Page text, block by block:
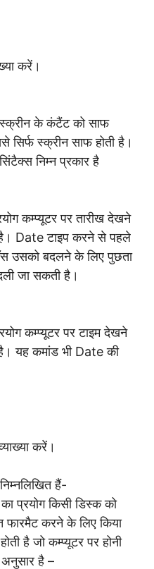
करें।
के कंटैंट को साफ
सिर्फ स्क्रीन साफ होती है।
निम्न प्रकार है
कम्प्यूटर पर तारीख देखने
Date टाइप करने से पहले
उसको बदलने के लिए पुछता
जा सकती है।
कम्प्यूटर पर टाइम देखने
यह कमांड भी Date की
करें।
हैं-
प्रयोग किसी डिस्क को
फारमैट करने के लिए किया
है जो कम्प्यूटर पर होनी
है –